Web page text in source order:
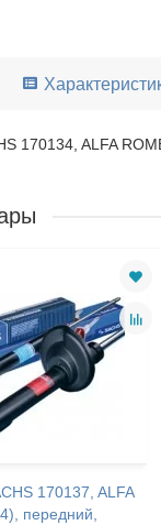
170134, ALFA
170137, ALFA
передний,